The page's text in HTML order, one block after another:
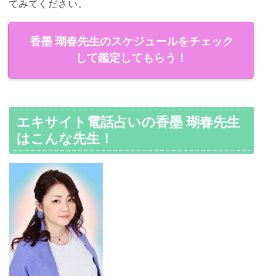
てみてください。
香墨 瑚春先生のスケジュールをチェック
して鑑定してもらう！
エキサイト電話占いの香墨 瑚春先生
はこんな先生！